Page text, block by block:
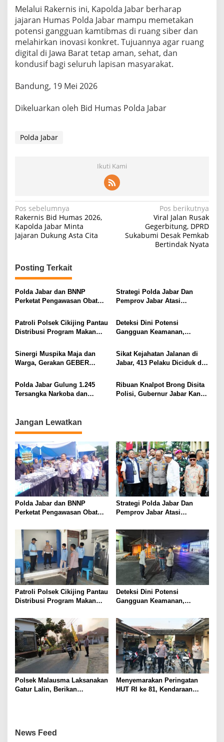
‎Melalui Rakernis ini, Kapolda Jabar berharap
jajaran Humas Polda Jabar mampu memetakan
potensi gangguan kamtibmas di ruang siber dan
melahirkan inovasi konkret. Tujuannya agar ruang
digital di Jawa Barat tetap aman, sehat, dan
kondusif bagi seluruh lapisan masyarakat.
‎Bandung, 19 Mei 2026
‎Dikeluarkan oleh Bid Humas Polda Jabar
Polda Jabar
Ikuti Kami
Navigasi
pos
Pos sebelumnya
Rakernis Bid Humas 2026,
Kapolda Jabar Minta
Jajaran Dukung Asta Cita
Pos berikutnya
Viral Jalan Rusak
Gegerbitung, DPRD
Sukabumi Desak Pemkab
Bertindak Nyata
Posting Terkait
Polda Jabar dan BNNP
Perketat Pengawasan Obat
Targetkan Jaringan Lintas
Provinsi
Strategi Polda Jabar Dan
Pemprov Jabar Atasi
Patroli Polsek Cikijing Pantau
Distribusi Program Makan
Sindangpanji
Deteksi Dini Potensi
Gangguan Keamanan,
Cikijing Laksanakan Patroli
Malam dan Beri Himbauan
Kepada Warga
Sinergi Muspika Maja dan
Warga, Gerakan GEBER
Sikat Kejahatan Jalanan di
Jabar, 413 Pelaku Diciduk dan
Polda Jabar Gulung 1.245
Tersangka Narkoba dan
Ribuan Knalpot Brong Disita
Polisi, Gubernur Jabar Kang
Jangan Lewatkan
Polda Jabar dan BNNP
Perketat Pengawasan Obat
Targetkan Jaringan Lintas
Provinsi
Strategi Polda Jabar Dan
Pemprov Jabar Atasi
Patroli Polsek Cikijing Pantau
Distribusi Program Makan
Sindangpanji
Deteksi Dini Potensi
Gangguan Keamanan,
Cikijing Laksanakan Patroli
Malam dan Beri Himbauan
Kepada Warga
Polsek Malausma Laksanakan
Gatur Lalin, Berikan
Menyemarakan Peringatan
HUT RI ke 81, Kendaraan
News Feed